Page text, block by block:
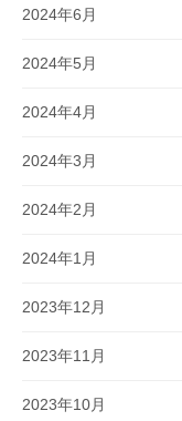
2024年6月
2024年5月
2024年4月
2024年3月
2024年2月
2024年1月
2023年12月
2023年11月
2023年10月